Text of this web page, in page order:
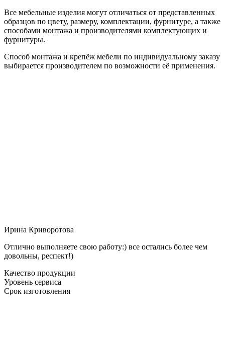
Все мебельные изделия могут отличаться от представленных
образцов по цвету, размеру, комплектации, фурнитуре, а также
способами монтажа и производителями комплектующих и
фурнитуры.
Способ монтажа и крепёж мебели по индивидуальному заказу
выбирается производителем по возможности её применения.
Ирина Криворотова
Отлично выполняете свою работу:) все остались более чем
довольны, респект!)
Качество продукции
Уровень сервиса
Срок изготовления